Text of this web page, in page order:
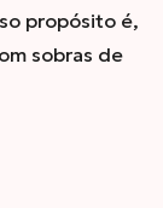
propósito é,
sobras de